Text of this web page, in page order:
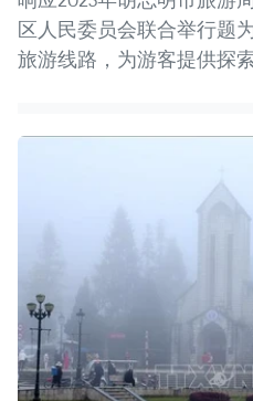
区人民委员会联合举行题
旅游线路，为游客提供探